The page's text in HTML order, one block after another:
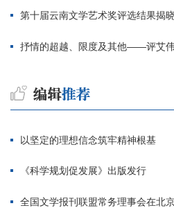
第十届云南文学艺术奖评选结果揭
抒情的超越、限度及其他——评艾伟
以坚定的理想信念筑牢精神根基
《科学规划促发展》出版发行
全国文学报刊联盟常务理事会在北